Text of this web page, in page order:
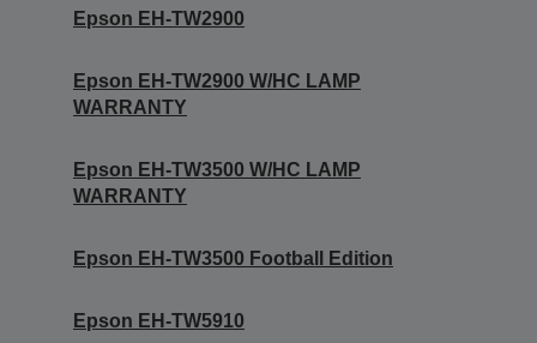
Epson EH-TW2900
Epson EH-TW2900 W/HC LAMP
WARRANTY
Epson EH-TW3500 W/HC LAMP
WARRANTY
Epson EH-TW3500 Football Edition
Epson EH-TW5910